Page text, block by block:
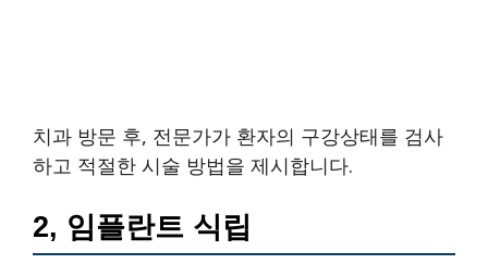
치과 방문 후, 전문가가 환자의 구강상태를 검사
하고 적절한 시술 방법을 제시합니다.
2, 임플란트 식립